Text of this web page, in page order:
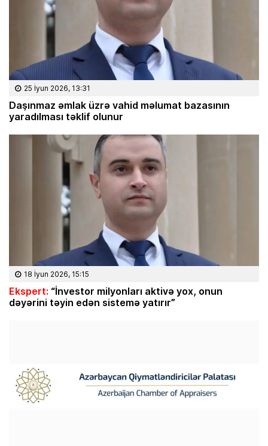
25 İyun 2026, 13:31
Daşınmaz əmlak üzrə vahid məlumat bazasının
yaradılması təklif olunur
18 İyun 2026, 15:15
Ekspert: “İnvestor milyonları aktivə yox, onun
dəyərini təyin edən sistemə yatırır”